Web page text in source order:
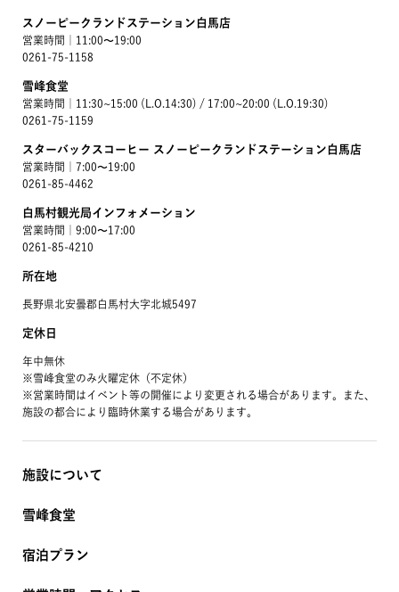
スノーピークランドステーション白馬店
営業時間｜11:00〜19:00
0261-75-1158
雪峰食堂
営業時間｜11:30~15:00 (L.O.14:30) / 17:00~20:00 (L.O.19:30)
0261-75-1159
スターバックスコーヒー スノーピークランドステーション白馬店
営業時間｜7:00〜19:00
0261-85-4462
白馬村観光局インフォメーション
営業時間｜9:00〜17:00
0261-85-4210
所在地
長野県北安曇郡白馬村大字北城5497
定休日
年中無休
※雪峰食堂のみ火曜定休（不定休）
※営業時間はイベント等の開催により変更される場合があります。また、
施設の都合により臨時休業する場合があります。
施設について
雪峰食堂
宿泊プラン